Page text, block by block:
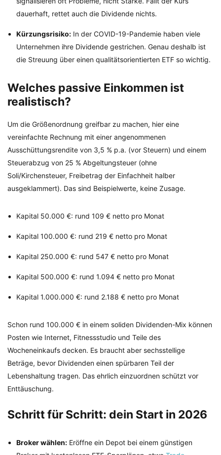
dauerhaft, rettet auch die Dividende nichts.
Kürzungsrisiko: In der COVID-19-Pandemie haben viele
Unternehmen ihre Dividende gestrichen. Genau deshalb ist
die Streuung über einen qualitätsorientierten ETF so wichtig.
Welches passive Einkommen ist
realistisch?
Um die Größenordnung greifbar zu machen, hier eine
vereinfachte Rechnung mit einer angenommenen
Ausschüttungsrendite von 3,5 % p.a. (vor Steuern) und einem
Steuerabzug von 25 % Abgeltungsteuer (ohne
Soli/Kirchensteuer, Freibetrag der Einfachheit halber
ausgeklammert). Das sind Beispielwerte, keine Zusage.
Kapital 50.000 €: rund 109 € netto pro Monat
Kapital 100.000 €: rund 219 € netto pro Monat
Kapital 250.000 €: rund 547 € netto pro Monat
Kapital 500.000 €: rund 1.094 € netto pro Monat
Kapital 1.000.000 €: rund 2.188 € netto pro Monat
Schon rund 100.000 € in einem soliden Dividenden-Mix können
Posten wie Internet, Fitnessstudio und Teile des
Wocheneinkaufs decken. Es braucht aber sechsstellige
Beträge, bevor Dividenden einen spürbaren Teil der
Lebenshaltung tragen. Das ehrlich einzuordnen schützt vor
Enttäuschung.
Schritt für Schritt: dein Start in 2026
Broker wählen: Eröffne ein Depot bei einem günstigen